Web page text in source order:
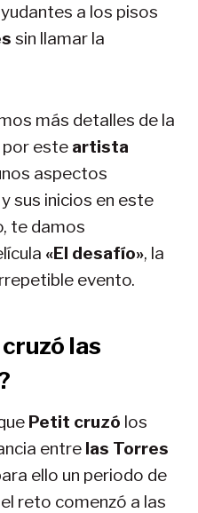
a los pisos
sin llamar la
más detalles de la
por este artista
aspectos
sus inicios en este
te damos
«El desafío», la
evento.
las
Petit cruzó los
entre las Torres
ello un periodo de
reto comenzó a las